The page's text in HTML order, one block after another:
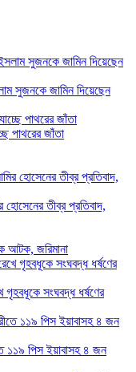
সুজনকে জামিন দিয়েছেন
পাথরের জাঁতা
হোসেনের তীব্র প্রতিবাদ,
আটক, জরিমানা
গৃহবধূকে সংঘবদ্ধ ধর্ষণের
১১৯ পিস ইয়াবাসহ ৪ জন